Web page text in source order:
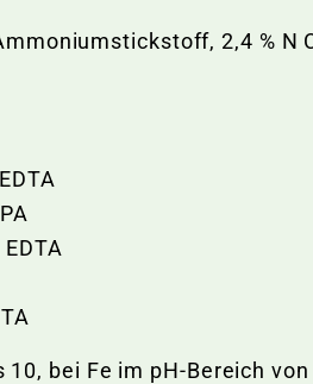
2,4 % N
bei Fe im pH-Bereich von